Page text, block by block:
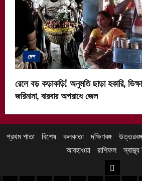
দেশ
রেলে বড় কড়াকড়ি! অনুমতি ছাড়া হকারি,
জরিমানা, বারবার অপরাধে জেল
প্রথম পাতা বিশেষ কলকাতা দক্ষিণবঙ্গ উত্তরবঙ্গ
আবহাওয়া
রাশিফল
উত্তরবঙ্গ